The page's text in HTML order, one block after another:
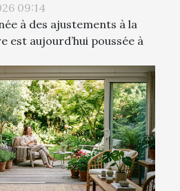
09:14
à des ajustements à la
est aujourd’hui poussée à